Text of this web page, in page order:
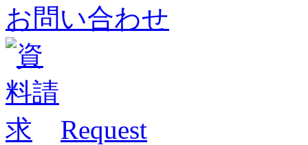
お問い合わせ
Request